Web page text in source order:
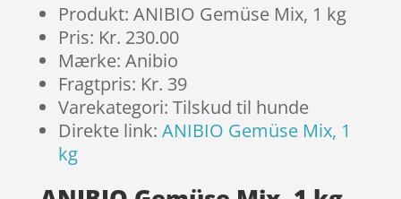
Produkt: ANIBIO Gemüse Mix, 1 kg
Pris: Kr. 230.00
Mærke: Anibio
Fragtpris: Kr. 39
Varekategori: Tilskud til hunde
Direkte link: ANIBIO Gemüse Mix, 1
kg